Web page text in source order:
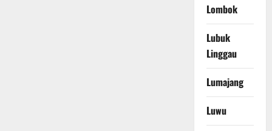
Lombok
Lubuk
Linggau
Lumajang
Luwu